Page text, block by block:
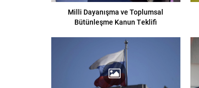
Milli Dayanışma ve Toplumsal
Bütünleşme Kanun Teklifi